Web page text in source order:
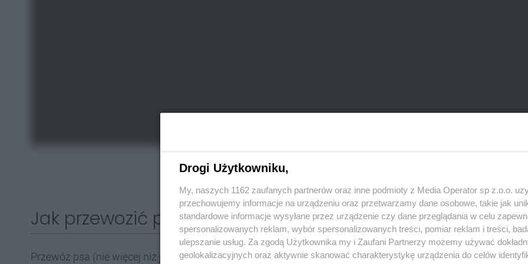
Jak przewozić psa w pociągach KŚ?
Przewóz psa (nie więcej niż jednego, bez względu na wielkość) pod opieką dorosłego podróżnego jest
Drogi Użytkowniku,
My, naszych 1162 zaufanych partnerów oraz inne podmioty z Media Operator sp z.o.o.
przechowujemy informacje na urządzeniu oraz przetwarzamy dane osobowe, takie jak
standardowe informacje wysyłane przez urządzenie czy dane przeglądania w celu
spersonalizowanych reklam, wybór spersonalizowanych treści, pomiar reklam i treści,
ulepszanie usług. Za zgodą Użytkownika my i Zaufani Partnerzy możemy używać
geolokalizacyjnych oraz aktywnie skanować charakterystykę urządzenia do celów